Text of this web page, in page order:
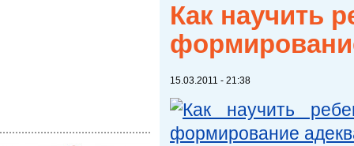
Как научить
15.03.2011 - 21:38